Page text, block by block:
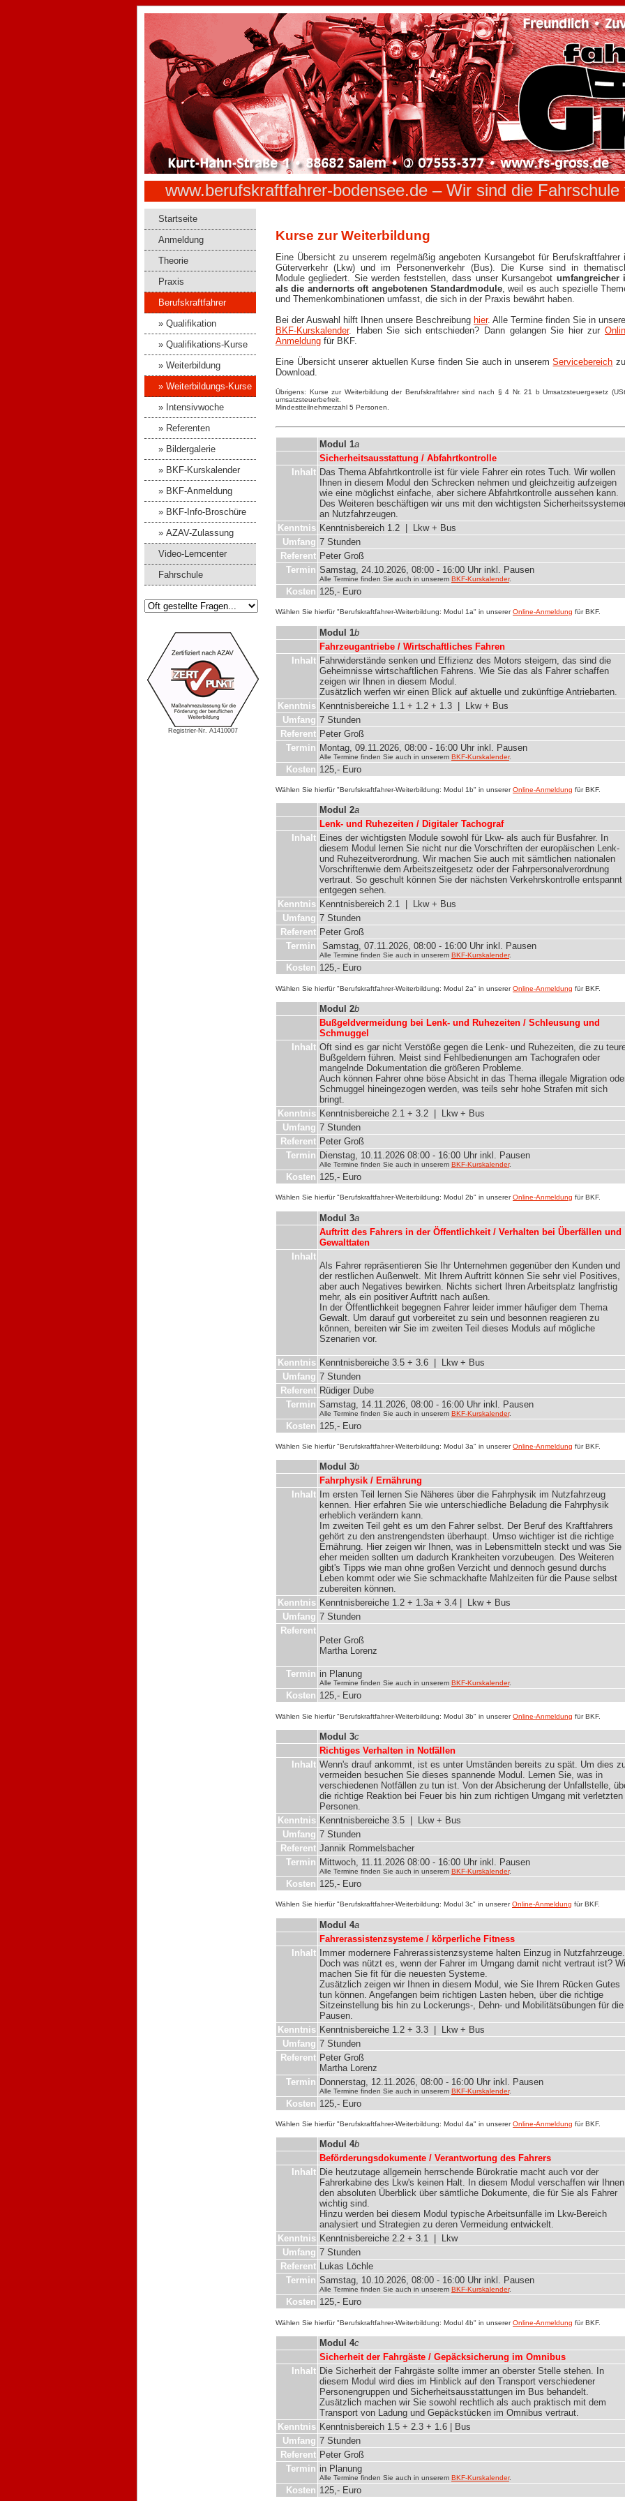
www.berufskraftfahrer-bodensee.de – Wir sind die
Startseite
Anmeldung
Theorie
Praxis
Berufskraftfahrer
» Qualifikation
» Qualifikations-Kurse
» Weiterbildung
» Weiterbildungs-Kurse
» Intensivwoche
» Referenten
» Bildergalerie
» BKF-Kurskalender
» BKF-Anmeldung
» BKF-Info-Broschüre
» AZAV-Zulassung
Video-Lerncenter
Fahrschule
Registrier-Nr. A1410007
Kurse zur Weiterbildung
Eine Übersicht zu unserem regelmäßig angeboten Kursangebot für Berufskraftfahrer
Güterverkehr (Lkw) und im Personenverkehr (Bus). Die Kurse sind in
Module gegliedert. Sie werden feststellen, dass unser Kursangebot umfangreicher
als die andernorts oft angebotenen Standardmodule, weil es auch spezielle
und Themenkombinationen umfasst, die sich in der Praxis bewährt haben.
Bei der Auswahl hilft Ihnen unsere Beschreibung hier. Alle Termine finden Sie in
BKF-Kurskalender. Haben Sie sich entschieden? Dann gelangen Sie hier zur
Anmeldung für BKF.
Eine Übersicht unserer aktuellen Kurse finden Sie auch in unseremServicebereich
Download.
Übrigens: Kurse zur Weiterbildung der Berufskraftfahrer sind nach § 4 Nr. 21 b Umsatzsteuergesetz
umsatzsteuerbefreit.
Mindestteilnehmerzahl 5 Personen.
Modul 1a
Sicherheitsausstattung / Abfahrtkontrolle
Inhalt Das Thema Abfahrtkontrolle ist für viele Fahrer ein rotes Tuch. Wir wollen
Ihnen in diesem Modul den Schrecken nehmen und gleichzeitig aufzeigen
wie eine möglichst einfache, aber sichere Abfahrtkontrolle aussehen kann.
Des Weiteren beschäftigen wir uns mit den wichtigsten
an Nutzfahrzeugen.
Kenntnis Kenntnisbereich 1.2 | Lkw + Bus
Umfang 7 Stunden
Referent Peter Groß
Termin Samstag, 24.10.2026, 08:00 - 16:00 Uhr inkl. Pausen
Alle Termine finden Sie auch in unserem BKF-Kurskalender.
Kosten 125,- Euro
Wählen Sie hierfür "Berufskraftfahrer-Weiterbildung: Modul 1a" in unsererOnline-Anmeldung für BKF.
Modul 1b
Fahrzeugantriebe / Wirtschaftliches Fahren
Inhalt Fahrwiderstände senken und Effizienz des Motors steigern, das sind die
Geheimnisse wirtschaftlichen Fahrens. Wie Sie das als Fahrer schaffen
zeigen wir Ihnen in diesem Modul.
Zusätzlich werfen wir einen Blick auf aktuelle und zukünftige Antriebarten.
Kenntnis Kenntnisbereiche 1.1 + 1.2 + 1.3 | Lkw + Bus
Umfang 7 Stunden
Referent Peter Groß
Termin Montag, 09.11.2026, 08:00 - 16:00 Uhr inkl. Pausen
Alle Termine finden Sie auch in unserem BKF-Kurskalender.
Kosten 125,- Euro
Wählen Sie hierfür "Berufskraftfahrer-Weiterbildung: Modul 1b" in unsererOnline-Anmeldung für BKF.
Modul 2a
Lenk- und Ruhezeiten / Digitaler Tachograf
Inhalt Eines der wichtigsten Module sowohl für Lkw- als auch für Busfahrer. In
diesem Modul lernen Sie nicht nur die Vorschriften der europäischen Lenk-
und Ruhezeitverordnung. Wir machen Sie auch mit sämtlichen nationalen
Vorschriftenwie dem Arbeitszeitgesetz oder der Fahrpersonalverordnung
vertraut. So geschult können Sie der nächsten Verkehrskontrolle entspannt
entgegen sehen.
Kenntnis Kenntnisbereich 2.1 | Lkw + Bus
Umfang 7 Stunden
Referent Peter Groß
Termin
Samstag, 07.11.2026, 08:00 - 16:00 Uhr inkl. Pausen
Alle Termine finden Sie auch in unserem BKF-Kurskalender.
Kosten 125,- Euro
Wählen Sie hierfür "Berufskraftfahrer-Weiterbildung: Modul 2a" in unsererOnline-Anmeldung für BKF.
Modul 2b
Bußgeldvermeidung bei Lenk- und Ruhezeiten / Schleusung und
Schmuggel
Inhalt Oft sind es gar nicht Verstöße gegen die Lenk- und Ruhezeiten, die zu
Bußgeldern führen. Meist sind Fehlbedienungen am Tachografen oder
mangelnde Dokumentation die größeren Probleme.
Auch können Fahrer ohne böse Absicht in das Thema illegale Migration
Schmuggel hineingezogen werden, was teils sehr hohe Strafen mit sich
bringt.
Kenntnis Kenntnisbereiche 2.1 + 3.2 | Lkw + Bus
Umfang 7 Stunden
Referent Peter Groß
Termin Dienstag, 10.11.2026 08:00 - 16:00 Uhr inkl. Pausen
Alle Termine finden Sie auch in unserem BKF-Kurskalender.
Kosten 125,- Euro
Wählen Sie hierfür "Berufskraftfahrer-Weiterbildung: Modul 2b" in unsererOnline-Anmeldung für BKF.
Modul 3a
Auftritt des Fahrers in der Öffentlichkeit / Verhalten bei Überfällen und
Gewalttaten
Inhalt
Als Fahrer repräsentieren Sie Ihr Unternehmen gegenüber den Kunden und
der restlichen Außenwelt. Mit Ihrem Auftritt können Sie sehr viel Positives,
aber auch Negatives bewirken. Nichts sichert Ihren Arbeitsplatz langfristig
mehr, als ein positiver Auftritt nach außen.
In der Öffentlichkeit begegnen Fahrer leider immer häufiger dem Thema
Gewalt. Um darauf gut vorbereitet zu sein und besonnen reagieren zu
können, bereiten wir Sie im zweiten Teil dieses Moduls auf mögliche
Szenarien vor.
Kenntnis Kenntnisbereiche 3.5 + 3.6 | Lkw + Bus
Umfang 7 Stunden
Referent Rüdiger Dube
Termin Samstag , 14.11.2026, 08:00 - 16:00 Uhr inkl. Pausen
Alle Termine finden Sie auch in unserem BKF-Kurskalender.
Kosten 125,- Euro
Wählen Sie hierfür "Berufskraftfahrer-Weiterbildung: Modul 3a" in unsererOnline-Anmeldung für BKF.
Modul 3b
Fahrphysik / Ernährung
Inhalt
Im ersten Teil lernen Sie Näheres über die Fahrphysik im Nutzfahrzeug
kennen. Hier erfahren Sie wie unterschiedliche Beladung die Fahrphysik
erheblich verändern kann.
Im zweiten Teil geht es um den Fahrer selbst. Der Beruf des Kraftfahrers
gehört zu den anstrengendsten überhaupt. Umso wichtiger ist die richtige
Ernährung. Hier zeigen wir Ihnen, was in Lebensmitteln steckt und was Sie
eher meiden sollten um dadurch Krankheiten vorzubeugen. Des Weiteren
gibt's Tipps wie man ohne großen Verzicht und dennoch gesund durchs
Leben kommt oder wie Sie schmackhafte Mahlzeiten für die Pause selbst
zubereiten können.
Kenntnis Kenntnisbereiche 1.2 + 1.3a + 3.4 | Lkw + Bus
Umfang 7 Stunden
Referent
Peter Groß
Martha Lorenz
Termin in Planung
Alle Termine finden Sie auch in unserem BKF-Kurskalender.
Kosten 125,- Euro
Wählen Sie hierfür "Berufskraftfahrer-Weiterbildung: Modul 3b" in unsererOnline-Anmeldung für BKF.
Modul 3c
Richtiges Verhalten in Notfällen
Inhalt Wenn's drauf ankommt, ist es unter Umständen bereits zu spät. Um dies
vermeiden besuchen Sie dieses spannende Modul. Lernen Sie, was in
verschiedenen Notfällen zu tun ist. Von der Absicherung der Unfallstelle,
die richtige Reaktion bei Feuer bis hin zum richtigen Umgang mit verletzten
Personen.
Kenntnis Kenntnisbereiche 3.5 | Lkw + Bus
Umfang 7 Stunden
Referent Jannik Rommelsbacher
Termin Mittwoch, 11.11.2026 08:00 - 16:00 Uhr inkl. Pausen
Alle Termine finden Sie auch in unserem BKF-Kurskalender.
Kosten 125,- Euro
Wählen Sie hierfür "Berufskraftfahrer-Weiterbildung: Modul 3c" in unsererOnline-Anmeldung für BKF.
Modul 4a
Fahrerassistenzsysteme / körperliche Fitness
Inhalt Immer modernere Fahrerassistenzsysteme halten Einzug in Nutzfahrzeuge.
Doch was nützt es, wenn der Fahrer im Umgang damit nicht vertraut ist?
machen Sie fit für die neuesten Systeme.
Zusätzlich zeigen wir Ihnen in diesem Modul, wie Sie Ihrem Rücken Gutes
tun können. Angefangen beim richtigen Lasten heben, über die richtige
Sitzeinstellung bis hin zu Lockerungs-, Dehn- und Mobilitätsübungen für die
Pausen.
Kenntnis Kenntnisbereiche 1.2 + 3.3 | Lkw + Bus
Umfang 7 Stunden
Referent Peter Groß
Martha Lorenz
Termin Donnerstag, 12.11.2026, 08:00 - 16:00 Uhr inkl. Pausen
Alle Termine finden Sie auch in unserem BKF-Kurskalender.
Kosten 125,- Euro
Wählen Sie hierfür "Berufskraftfahrer-Weiterbildung: Modul 4a" in unsererOnline-Anmeldung für BKF.
Modul 4b
Beförderungsdokumente / Verantwortung des Fahrers
Inhalt Die heutzutage allgemein herrschende Bürokratie macht auch vor der
Fahrerkabine des Lkw's keinen Halt. In diesem Modul verschaffen wir Ihnen
den absoluten Überblick über sämtliche Dokumente, die für Sie als Fahrer
wichtig sind.
Hinzu werden bei diesem Modul typische Arbeitsunfälle im Lkw-Bereich
analysiert und Strategien zu deren Vermeidung entwickelt.
Kenntnis Kenntnisbereiche 2.2 + 3.1 | Lkw
Umfang 7 Stunden
Referent Lukas Löchle
Termin Samstag, 10.10.2026, 08:00 - 16:00 Uhr inkl. Pausen
Alle Termine finden Sie auch in unserem BKF-Kurskalender.
Kosten 125,- Euro
Wählen Sie hierfür "Berufskraftfahrer-Weiterbildung: Modul 4b" in unsererOnline-Anmeldung für BKF.
Modul 4c
Sicherheit der Fahrgäste / Gepäcksicherung im Omnibus
Inhalt Die Sicherheit der Fahrgäste sollte immer an oberster Stelle stehen. In
diesem Modul wird dies im Hinblick auf den Transport verschiedener
Personengruppen und Sicherheitsausstattungen im Bus behandelt.
Zusätzlich machen wir Sie sowohl rechtlich als auch praktisch mit dem
Transport von Ladung und Gepäckstücken im Omnibus vertraut.
Kenntnis Kenntnisbereich 1.5 + 2.3 + 1.6 | Bus
Umfang 7 Stunden
Referent Peter Groß
Termin in Planung
Alle Termine finden Sie auch in unserem BKF-Kurskalender.
Kosten 125,- Euro